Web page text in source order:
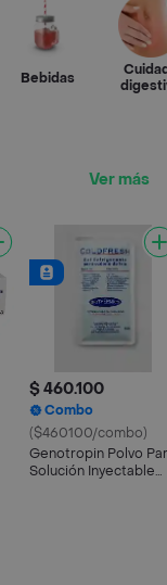
Bebidas
Ver más
$ 460.100
Combo
($460100/combo)
Genotropin Polvo
Solución Inyectable